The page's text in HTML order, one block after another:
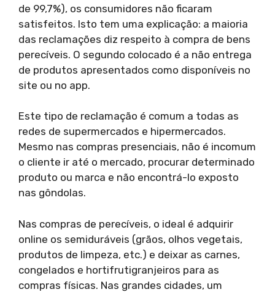
de 99,7%), os consumidores não ficaram
satisfeitos. Isto tem uma explicação: a maioria
das reclamações diz respeito à compra de bens
perecíveis. O segundo colocado é a não entrega
de produtos apresentados como disponíveis no
site ou no app.
Este tipo de reclamação é comum a todas as
redes de supermercados e hipermercados.
Mesmo nas compras presenciais, não é incomum
o cliente ir até o mercado, procurar determinado
produto ou marca e não encontrá-lo exposto
nas gôndolas.
Nas compras de perecíveis, o ideal é adquirir
online os semiduráveis (grãos, olhos vegetais,
produtos de limpeza, etc.) e deixar as carnes,
congelados e hortifrutigranjeiros para as
compras físicas. Nas grandes cidades, um